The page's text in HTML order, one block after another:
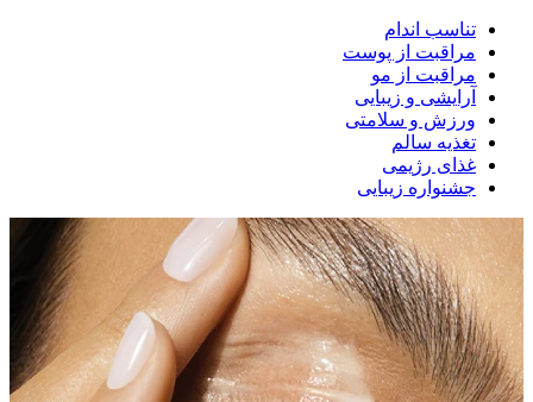
تناسب اندام
مراقبت از پوست
مراقبت از مو
آرایشی و زیبایی
ورزش و سلامتی
تغذیه سالم
غذای رژیمی
جشنواره زیبایی